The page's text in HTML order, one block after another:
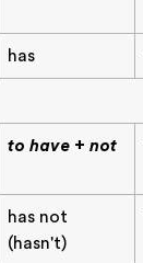
has
to have + not
has not
(hasn't)